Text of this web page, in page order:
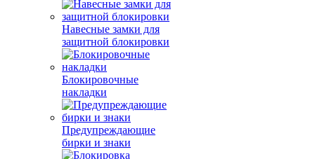
Навесные замки для
защитной блокировки
Блокировочные
накладки
Предупреждающие
бирки и знаки